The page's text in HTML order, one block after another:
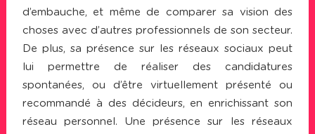
d’embauche, et même de comparer sa vision des
choses avec d’autres professionnels de son secteur.
De plus, sa présence sur les réseaux sociaux peut
lui permettre de réaliser des candidatures
spontanées, ou d’être virtuellement présenté ou
recommandé à des décideurs, en enrichissant son
réseau personnel. Une présence sur les réseaux